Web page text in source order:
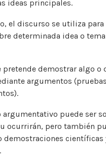
ideas principales.
el discurso se utiliza
determinada idea o
pretende demostrar algo o
argumentos
argumentativo puede ser
ocurrirán, pero también
demostraciones científicas